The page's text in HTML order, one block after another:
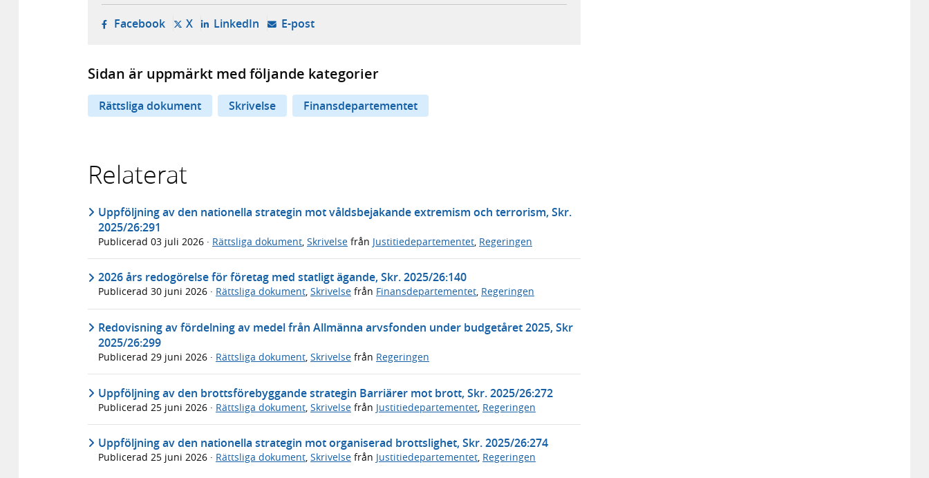
Facebook- öppnas i ny flik, extern webbplats,
X- öppnas i ny flik, extern webbplats,
LinkedIn- öppnas i ny flik, extern webbplats,
E-post- öppnar din e-postklient,
Sidan är uppmärkt med följande kategorier
Rättsliga dokument Skrivelse Finansdepartementet
Relaterat
Uppföljning av den nationella strategin mot våldsbejakande extremism och terrorism, Skr.
2025/26:291
Publicerad 03 juli 2026 · Rättsliga dokument Skrivelse från Justitiedepartementet Regeringen
2026 års redogörelse för företag med statligt ägande, Skr. 2025/26:140
Publicerad 30 juni 2026 · Rättsliga dokument, Skrivelse från Finansdepartementet, Regeringen
Redovisning av fördelning av medel från Allmänna arvsfonden under budgetåret 2025, Skr
2025/26:299
Publicerad 29 juni 2026 · Rättsliga dokument, Skrivelse från Regeringen
Uppföljning av den brottsförebyggande strategin Barriärer mot brott, Skr. 2025/26:272
Publicerad 25 juni 2026 · Rättsliga dokument Skrivelse från Justitiedepartementet Regeringen
Uppföljning av den nationella strategin mot organiserad brottslighet, Skr. 2025/26:274
Publicerad 25 juni 2026 · Rättsliga dokument, Skrivelse från Justitiedepartementet, Regeringen